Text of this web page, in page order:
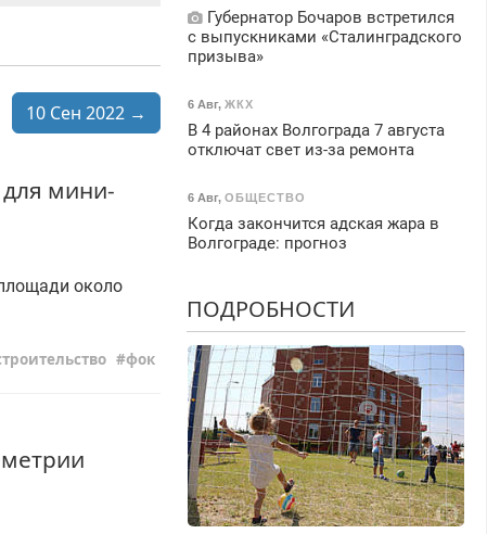
10 Сен 2022 →
мини-
около
фок
Губернатор Бочаров встретился
с выпускниками «Сталинградского
призыва»
6 Авг, ЖКХ
В 4 районах Волгограда 7 августа
отключат свет из-за ремонта
6 Авг, ОБЩЕСТВО
Когда закончится адская жара в
Волгограде: прогноз
ПОДРОБНОСТИ